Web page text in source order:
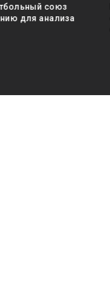
союз
для анализа